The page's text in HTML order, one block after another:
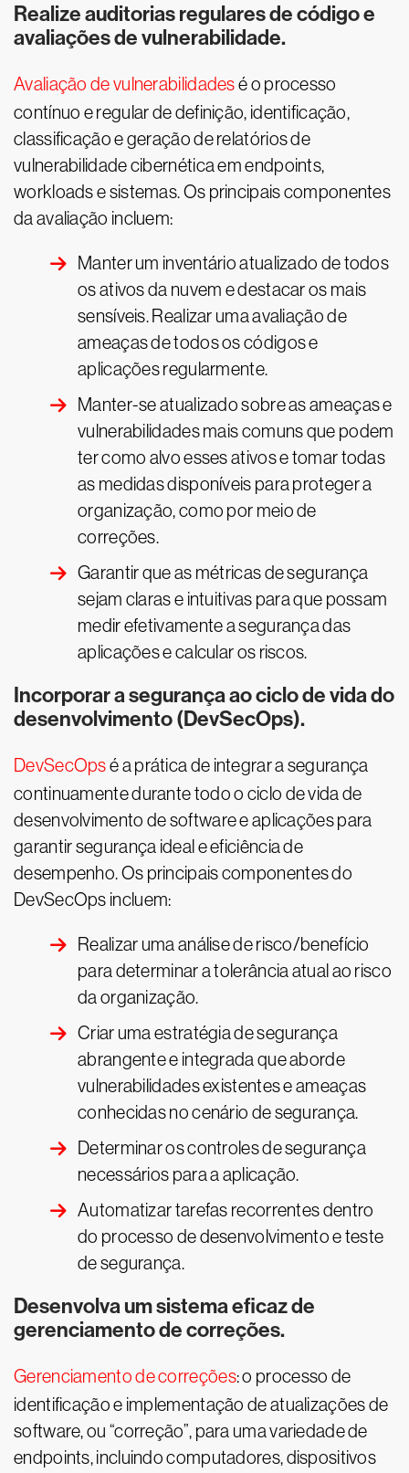
Realize auditorias regulares de código e
avaliações de vulnerabilidade.
Avaliação de vulnerabilidadesé o processo
contínuo e regular de definição, identificação,
classificação e geração de relatórios de
vulnerabilidade cibernética em endpoints,
workloads e sistemas. Os principais componentes
da avaliação incluem:
Manter um inventário atualizado de todos
os ativos da nuvem e destacar os mais
sensíveis. Realizar uma avaliação de
ameaças de todos os códigos e
aplicações regularmente.
Manter-se atualizado sobre as ameaças e
vulnerabilidades mais comuns que podem
ter como alvo esses ativos e tomar todas
as medidas disponíveis para proteger a
organização, como por meio de
correções.
Garantir que as métricas de segurança
sejam claras e intuitivas para que possam
medir efetivamente a segurança das
aplicações e calcular os riscos.
Incorporar a segurança ao ciclo de vida do
desenvolvimento (DevSecOps).
DevSecOpsé a prática de integrar a segurança
continuamente durante todo o ciclo de vida de
desenvolvimento de software e aplicações para
garantir segurança ideal e eficiência de
desempenho. Os principais componentes do
DevSecOps incluem:
Realizar uma análise de risco/benefício
para determinar a tolerância atual ao risco
da organização.
Criar uma estratégia de segurança
abrangente e integrada que aborde
vulnerabilidades existentes e ameaças
conhecidas no cenário de segurança.
Determinar os controles de segurança
necessários para a aplicação.
Automatizar tarefas recorrentes dentro
do processo de desenvolvimento e teste
de segurança.
Desenvolva um sistema eficaz de
gerenciamento de correções.
Gerenciamento de correções: o processo de
identificação e implementação de atualizações de
software, ou “correção”, para uma variedade de
endpoints, incluindo computadores, dispositivos